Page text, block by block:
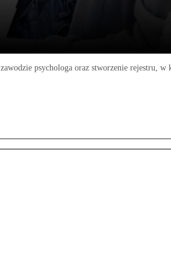
psychologa oraz stworzenie rejestru,